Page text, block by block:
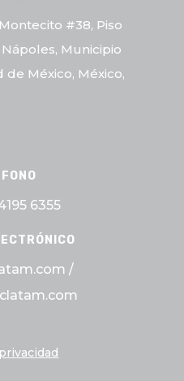
#38, Piso
Nápoles, Municipio
de México, México,
6355
/